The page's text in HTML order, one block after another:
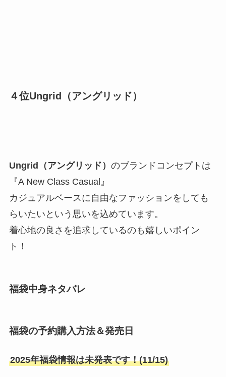
４位Ungrid（アングリッド）
Ungrid（アングリッド） のブランドコンセプトは
『A New Class Casual』
カジュアルベースに自由なファッションをしても
らいたいという思いを込めています。
着心地の良さを追求しているのも嬉しいポイン
ト！
福袋中身ネタバレ
福袋の予約購入方法＆発売日
2025年福袋情報は未発表です！(11/15)